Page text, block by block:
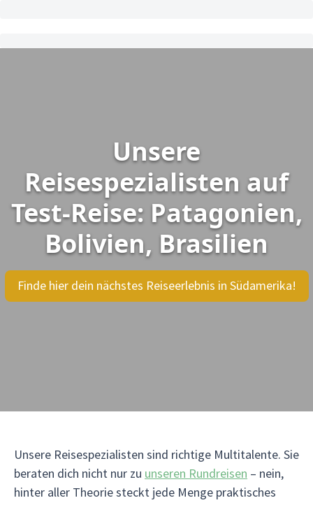
Unsere
Reisespezialisten auf
Test-Reise: Patagonien,
Bolivien, Brasilien
Finde hier dein nächstes Reiseerlebnis in Südamerika!
Unsere Reisespezialisten sind richtige Multitalente. Sie
beraten dich nicht nur zu unseren Rundreisen – nein,
hinter aller Theorie steckt jede Menge praktisches